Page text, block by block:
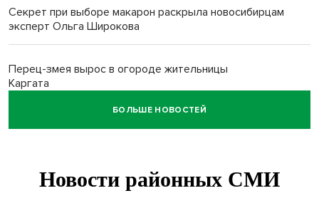
Секрет при выборе макарон раскрыла новосибирцам
эксперт Ольга Широкова
Перец-змея вырос в огороде жительницы
Каргата
Полная программа празднования Дня физкультурника
Прогноз погоды на 8-9 августа в Новосибирске сделали
БОЛЬШЕ НОВОСТЕЙ